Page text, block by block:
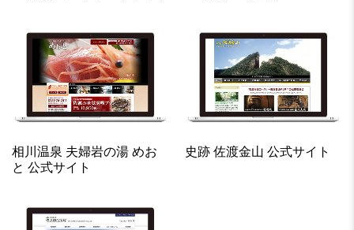
相川温泉 夫婦岩の湯 めお
と 公式サイト
史跡 佐渡金山 公式サイト